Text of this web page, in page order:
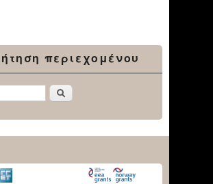
περιεχομένου
Αναζήτηση